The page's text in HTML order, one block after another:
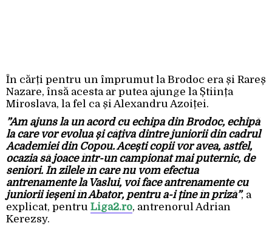
În cărți pentru un împrumut la Brodoc era și Rareș
Nazare, însă acesta ar putea ajunge la Știința
Miroslava, la fel ca și Alexandru Azoiței.
”Am ajuns la un acord cu echipa din Brodoc, echipă
la care vor evolua și câțiva dintre juniorii din cadrul
Academiei din Copou. Acești copii vor avea, astfel,
ocazia să joace într-un campionat mai puternic, de
seniori. În zilele în care nu vom efectua
antrenamente la Vaslui, voi face antrenamente cu
juniorii ieșeni în Abator, pentru a-i ține în priză”, a
explicat, pentru Liga2.ro, antrenorul Adrian
Kerezsy.